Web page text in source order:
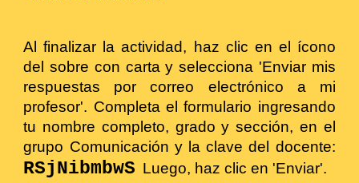
Al finalizar la actividad, haz clic en el ícono
del sobre con carta y selecciona 'Enviar mis
respuestas por correo electrónico a mi
profesor'. Completa el formulario ingresando
tu nombre completo, grado y sección, en el
grupo Comunicación y la clave del docente:
RSjNibmbwS Luego, haz clic en 'Enviar'.